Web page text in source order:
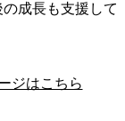
成長も支援して
ジはこちら